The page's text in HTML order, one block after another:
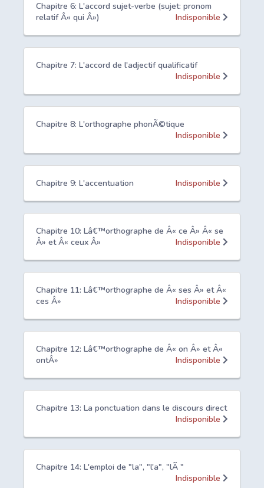
Chapitre 6: L'accord sujet-verbe (sujet: pronom
relatif Â« qui Â»)
Indisponible
Chapitre 7: L'accord de l'adjectif qualificatif
Indisponible
Chapitre 8: L'orthographe phonÃ©tique
Indisponible
Chapitre 9: L'accentuation Indisponible
Chapitre 10: Lâ€™orthographe de Â« ce Â» Â« se
Â» et Â« ceux Â»
Indisponible
Chapitre 11: Lâ€™orthographe de Â« ses Â» et Â«
ces Â»
Indisponible
Chapitre 12: Lâ€™orthographe de Â« on Â» et Â«
ontÂ»
Indisponible
Chapitre 13: La ponctuation dans le discours direct
Indisponible
Chapitre 14: L'emploi de "la", "l'a", "lÃ "
Indisponible